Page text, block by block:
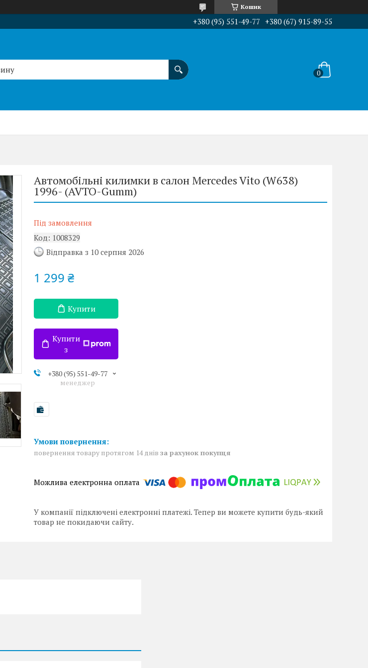
Кошик
+380 (95) 551-49-77 +380 (67) 915-89-55
Автомобільні килимки в салон Mercedes Vito (W638)
1996- (AVTO-Gumm)
Під замовлення
Код: 1008329
Відправка з 10 серпня 2026
1 299 ₴
Купити
Купити
з
+380 (95) 551-49-77
менеджер
повернення товару протягом 14 днів за рахунок покупця
У компанії підключені електронні платежі. Тепер ви можете купити будь-який
товар не покидаючи сайту.